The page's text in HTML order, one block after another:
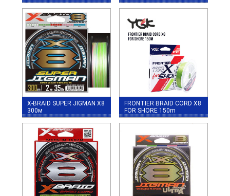
X-BRAID SUPER JIGMAN X8
300м
FRONTIER BRAID CORD X8
FOR SHORE 150m